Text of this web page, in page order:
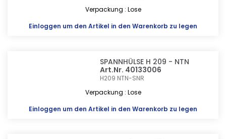
Verpackung : Lose
Einloggen um den Artikel in den Warenkorb zu legen
SPANNHÜLSE H 209 - NTN
Art.Nr. 40133006
H209 NTN-SNR
Verpackung : Lose
Einloggen um den Artikel in den Warenkorb zu legen